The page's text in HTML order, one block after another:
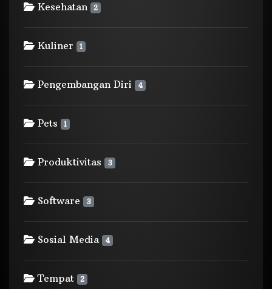
Kesehatan 2
Kuliner 1
Pengembangan Diri 4
Pets 1
Produktivitas 3
Software 3
Sosial Media 4
Tempat 2